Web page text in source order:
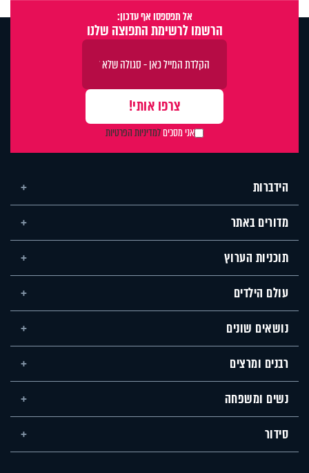
אל תפספסו אף עדכון:
הרשמו לרשימת התפוצה שלנו
אני מסכיםלמדיניות הפרטיות
הידברות
מדורים באתר
תוכניות הערוץ
עולם הילדים
נושאים שונים
רבנים ומרצים
נשים ומשפחה
סידור